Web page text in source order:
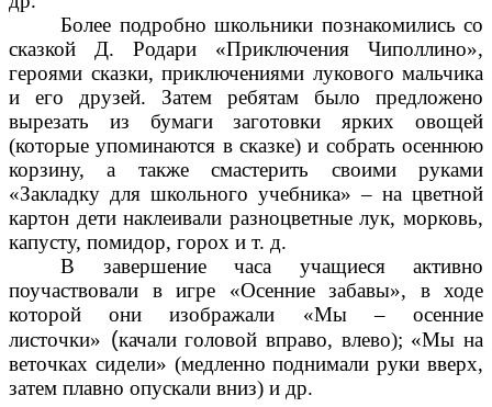
Более подробно школьники познакомились со
сказкой Д. Родари «Приключения Чиполлино»,
героями сказки, приключениями лукового мальчика
и его друзей. Затем ребятам было предложено
вырезать из бумаги заготовки ярких овощей
(которые упоминаются в сказке) и собрать осеннюю
корзину, а также смастерить своими руками
«Закладку для школьного учебника»– на цветной
картон дети наклеивали разноцветные лук, морковь,
капусту, помидор, горох и т. д.
В завершение часа учащиеся активно
поучаствовали в игре «Осенние забавы», в ходе
которой они изображали «Мы–осенние
листочки» (качали головой вправо, влево); «Мы на
веточках сидели» (медленно поднимали руки вверх,
затем плавно опускали вниз) и др.